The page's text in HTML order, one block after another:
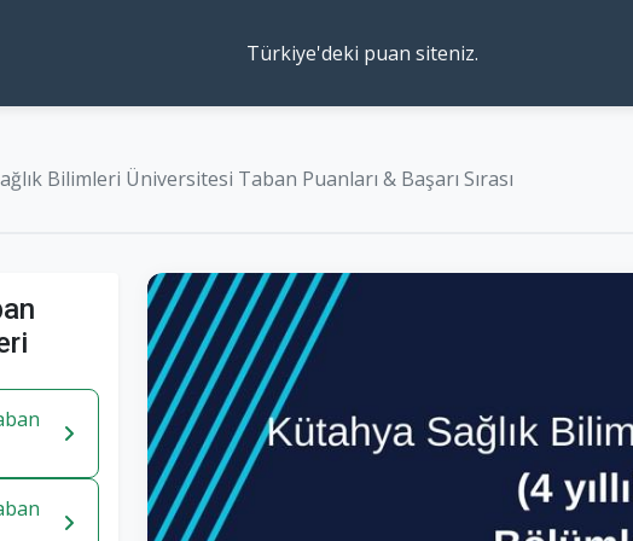
Türkiye'deki puan siteniz.
Bilimleri Üniversitesi Taban Puanları & Başarı Sırası